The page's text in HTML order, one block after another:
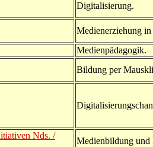
Digitalisierung.
Medienerziehung
Medienpädagogik.
Bildung per
Nds. /
Medienbildung und